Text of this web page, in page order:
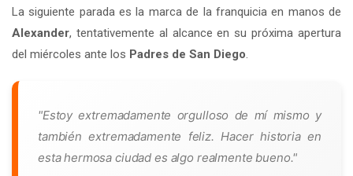
La siguiente parada es la marca de la franquicia en manos de
Alexander, tentativemente al alcance en su próxima apertura
del miércoles ante los Padres de San Diego.
"Estoy extremadamente orgulloso de mí mismo y
también extremadamente feliz. Hacer historia en
esta hermosa ciudad es algo realmente bueno."